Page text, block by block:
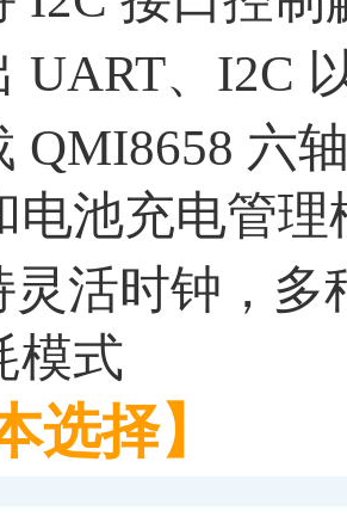
UART、I2C
QMI8658 六
电池充电管理
灵活时钟，多
模式
选择】